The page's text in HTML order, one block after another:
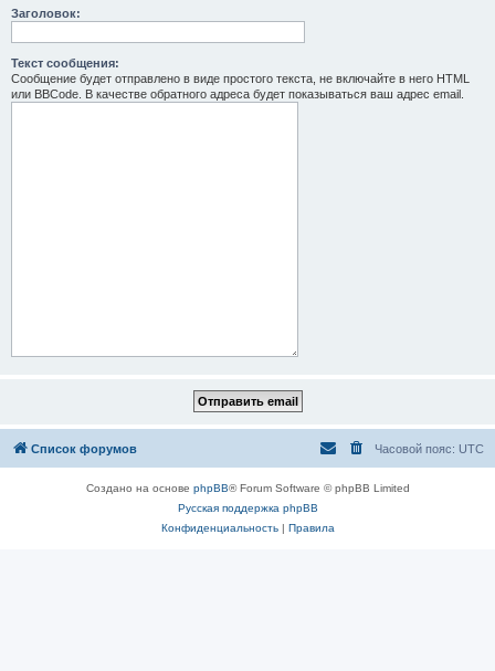
Заголовок:
Текст сообщения:
Сообщение будет отправлено в виде простого текста, не включайте в него HTML
или BBCode. В качестве обратного адреса будет показываться ваш адрес email.
Список форумов Часовой пояс: UTC
Создано на основе phpBB® Forum Software © phpBB Limited
Русская поддержка phpBB
Конфиденциальность| Правила